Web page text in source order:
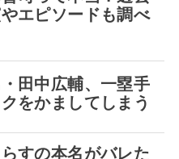
エピソードも調べ
・田中広輔、一塁手
をかましてしまう
すの本名がバレた